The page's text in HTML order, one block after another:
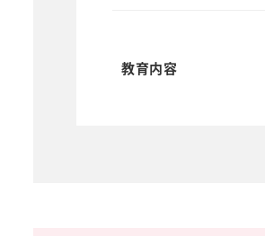
教育内容